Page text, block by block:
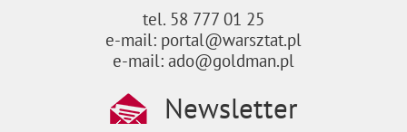
tel. 58 777 01 25
e-mail: portal@warsztat.pl
e-mail: ado@goldman.pl
Newsletter